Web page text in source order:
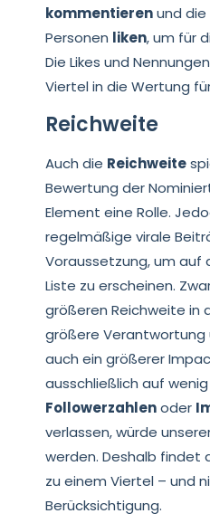
kommentierenund
Personen liken, um für
Die Likes und
Viertel in die Wertung
Reichweite
Auch die Reichweite
Bewertung der
Element eine Rolle.
regelmäßige virale
Voraussetzung, um auf
Liste zu erscheinen.
größeren Reichweite in
größere Verantwortung
auch ein größerer
ausschließlich auf
Followerzahlenoder
verlassen, würde
werden. Deshalb findet
zu einem Viertel – und
Berücksichtigung.